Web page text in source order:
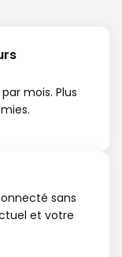
mois. Plus
sans
et votre